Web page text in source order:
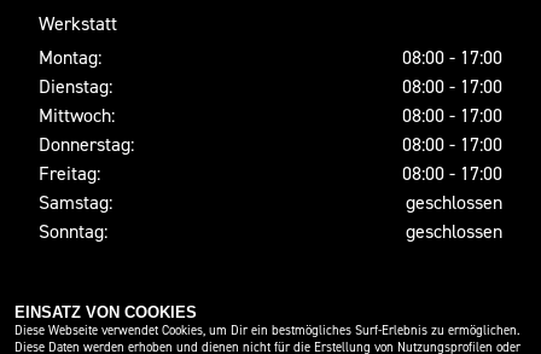
Werkstatt
Montag:
08:00 - 17:00
Dienstag:
08:00 - 17:00
Mittwoch:
08:00 - 17:00
Donnerstag:
08:00 - 17:00
Freitag:
08:00 - 17:00
Samstag:
geschlossen
Sonntag:
geschlossen
SOCIAL MEDIA
EINSATZ VON COOKIES
Diese Webseite verwendet Cookies, um Dir ein bestmögliches Surf-Erlebnis zu ermöglichen.
Diese Daten werden erhoben und dienen nicht für die Erstellung von Nutzungsprofilen oder